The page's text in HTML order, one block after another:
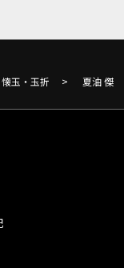
懐玉・玉折 > 夏油 傑